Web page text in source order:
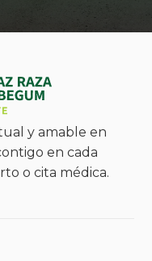
y amable en
en cada
o cita médica.